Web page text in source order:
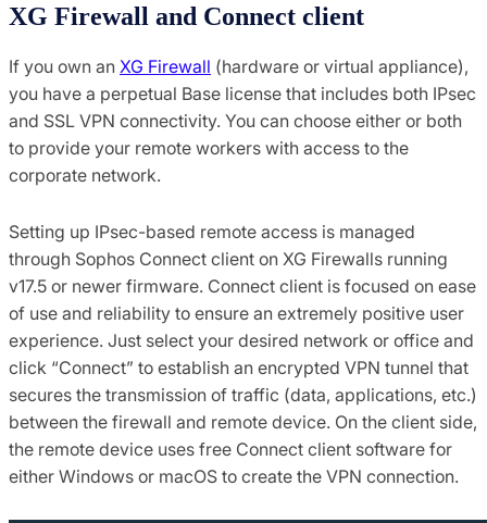
XG Firewall and Connect client
If you own an XG Firewall (hardware or virtual appliance),
you have a perpetual Base license that includes both IPsec
and SSL VPN connectivity. You can choose either or both
to provide your remote workers with access to the
corporate network.
Setting up IPsec-based remote access is managed
through Sophos Connect client on XG Firewalls running
v17.5 or newer firmware. Connect client is focused on ease
of use and reliability to ensure an extremely positive user
experience. Just select your desired network or office and
click “Connect” to establish an encrypted VPN tunnel that
secures the transmission of traffic (data, applications, etc.)
between the firewall and remote device. On the client side,
the remote device uses free Connect client software for
either Windows or macOS to create the VPN connection.